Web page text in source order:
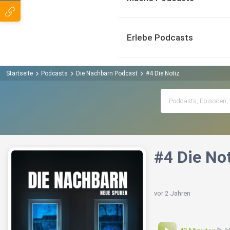
Erlebe Podcasts
Startseite Podcasts Die Nachbarn Podcast #4 Die Notiz
#4 Die
vor 2 Jahren